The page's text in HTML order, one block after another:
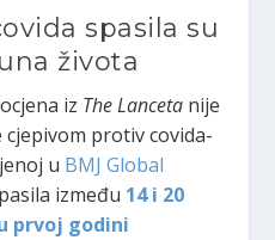
spasila su
života
iz The Lanceta nije
protiv covida-
u BMJ Global
između 14 i 20
prvoj godini